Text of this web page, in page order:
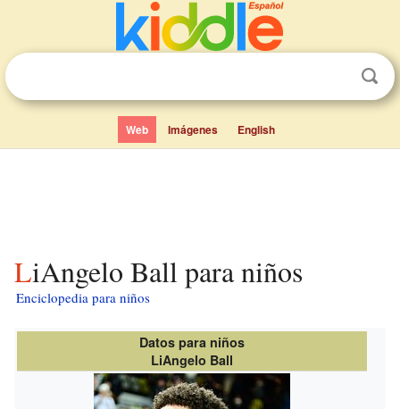
Web Imágenes English
LiAngelo Ball para niños
Enciclopedia para niños
Datos para niños
LiAngelo Ball